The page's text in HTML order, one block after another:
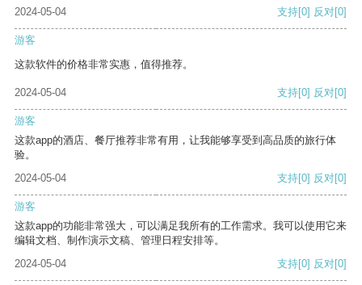
2024-05-04
支持[0] 反对[0]
游客
这款软件的价格非常实惠，值得推荐。
2024-05-04 支持[0] 反对[0]
游客
这款app的酒店、餐厅推荐非常有用，让我能够享受到高品质的旅行体
验。
2024-05-04
支持[0] 反对[0]
游客
这款app的功能非常强大，可以满足我所有的工作需求。我可以使用它来
编辑文档、制作演示文稿、管理日程安排等。
2024-05-04
支持[0] 反对[0]